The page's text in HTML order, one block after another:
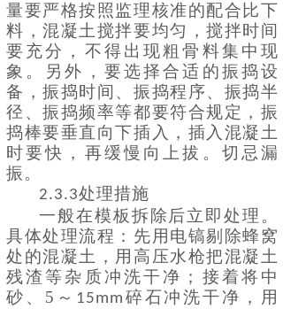
量要严格按照监理核准的配合比下
料，混凝土搅拌要均匀，搅拌时间
要充分，不得出现粗骨料集中现
象。另外，要选择合适的振捣设
备，振捣时间、振捣程序、振捣半
径、振捣频率等都要符合规定，振
捣棒要垂直向下插入，插入混凝土
时要快，再缓慢向上拔。切忌漏
振。
2.3.3处理措施
一般在模板拆除后立即处理。
具体处理流程：先用电镐剔除蜂窝
处的混凝土，用高压水枪把混凝土
残渣等杂质冲洗干净；接着将中
砂、 5～ 15mm 碎石冲洗干净，用